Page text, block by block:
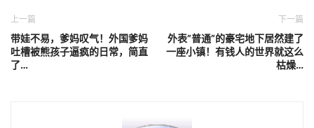
上一篇
带娃不易，爹妈叹气！外国爹妈
吐槽被熊孩子逼疯的日常，简直
了…
下一篇
外表”普通”的豪宅地下居然建了
一座小镇！有钱人的世界就这么
枯燥…